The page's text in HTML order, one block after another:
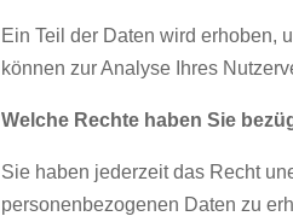
Ein Teil der Daten wird erhoben,
können zur Analyse Ihres
Welche Rechte haben Sie
Sie haben jederzeit das Recht
personenbezogenen Daten zu